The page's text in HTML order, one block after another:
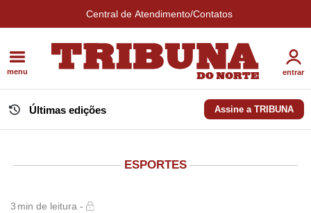
Central de Atendimento/Contatos
menu entrar
Últimas edições Assine a TRIBUNA
ESPORTES
3 min de leitura -